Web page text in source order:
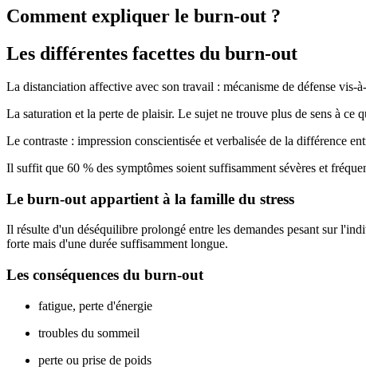
Comment expliquer le burn-out ?
Les différentes facettes du burn-out
La distanciation affective avec son travail : mécanisme de défense
La saturation et la perte de plaisir. Le sujet ne trouve plus de sens à
Le contraste : impression conscientisée et verbalisée de la différence
Il suffit que 60 % des symptômes soient suffisamment sévères et
Le burn-out appartient à la famille du stress
Il résulte d'un déséquilibre prolongé entre les demandes pesant sur
forte mais d'une durée suffisamment longue.
Les conséquences du burn-out
fatigue, perte d'énergie
troubles du sommeil
perte ou prise de poids